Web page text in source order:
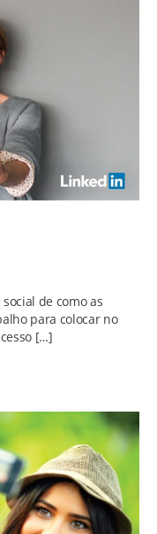
de como as
para colocar no
[…]